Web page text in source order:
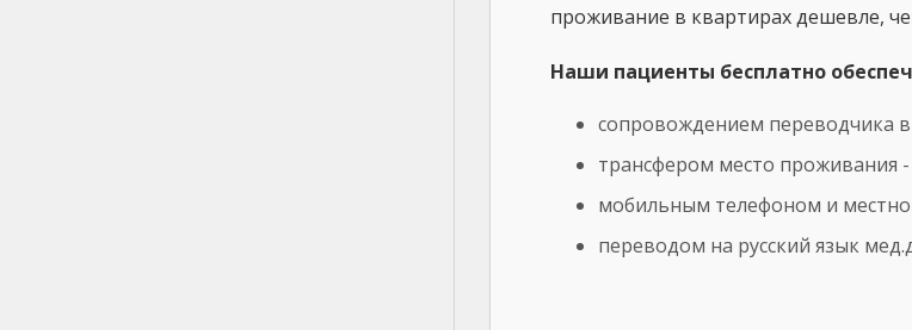
проживание в квартирах дешевле,
Наши пациенты бесплатно
сопровождением переводчика
трансфером место проживания
мобильным телефоном и
переводом на русский язык